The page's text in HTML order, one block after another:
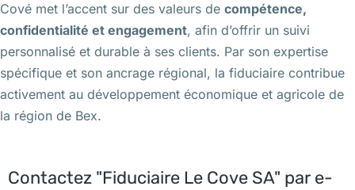
Cové met l’accent sur des valeurs de compétence,
confidentialité et engagement, afin d’offrir un suivi
personnalisé et durable à ses clients. Par son expertise
spécifique et son ancrage régional, la fiduciaire contribue
activement au développement économique et agricole de
la région de Bex.
Contactez "Fiduciaire Le Cove SA" par e-